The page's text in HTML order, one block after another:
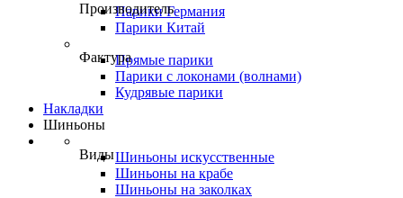
Производитель
Парики Германия
Парики Китай
ФактураПрямые парики
Парики с локонами (волнами)
Кудрявые парики
Накладки
Шиньоны
ВидыШиньоны искусственные
Шиньоны на крабе
Шиньоны на заколках